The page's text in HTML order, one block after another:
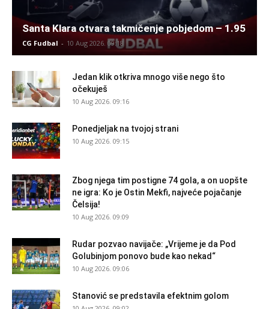
Santa Klara otvara takmičenje pobjedom – 1.95
CG Fudbal - 10 Aug 2026. 09:18
Jedan klik otkriva mnogo više nego što
očekuješ
10 Aug 2026. 09:16
Ponedjeljak na tvojoj strani
10 Aug 2026. 09:15
Zbog njega tim postigne 74 gola, a on uopšte
ne igra: Ko je Ostin Mekfi, najveće pojačanje
Čelsija!
10 Aug 2026. 09:09
Rudar pozvao navijače: „Vrijeme je da Pod
Golubinjom ponovo bude kao nekad“
10 Aug 2026. 09:06
Stanović se predstavila efektnim golom